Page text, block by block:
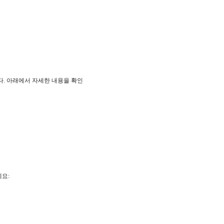
. 아래에서 자세한 내용을 확인
요: